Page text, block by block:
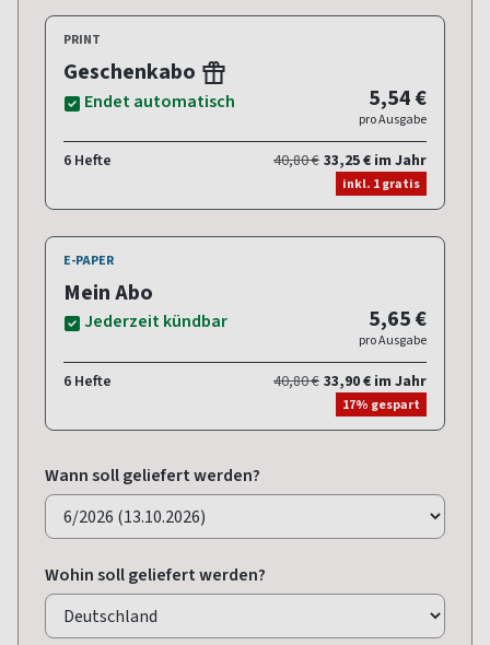
PRINT
Geschenkabo
Endet automatisch 5,54 €
pro Ausgabe
6 Hefte 40,80 € 33,25 € im Jahr
inkl. 1 gratis
E-PAPER
Mein Abo
Jederzeit kündbar 5,65 €
pro Ausgabe
6 Hefte 40,80 € 33,90 € im Jahr
17% gespart
Wann soll geliefert werden?
Wohin soll geliefert werden?